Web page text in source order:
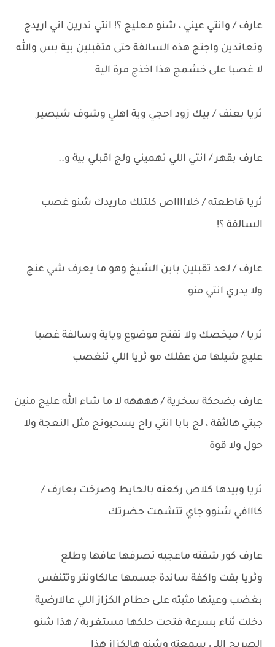
عارف / وانتي عيني ، شنو معليج ؟! انتي تدرين اني اريدج
وتعاندين واجتج هذه السالفة حتى متقبلين بية بس والله
لا غصبا على خشمج هذا اخذج مرة الية
ثريا بعنف / بيك زود احجي وية اهلي وشوف شيصير
عارف بقهر / انتي اللي تهميني ولج اقبلي بية و..
ثريا قاطعته / خلاااااص كلتلك ماريدك شنو غصب
السالفة ؟!
عارف / لعد تقبلين بابن الشيخ وهو ما يعرف شي عنج
ولا يدري انتي منو
ثريا / ميخصك ولا تفتح موضوع وياية وسالفة غصبا
عليج شيلها من عقلك مو ثريا اللي تنغصب
عارف بضحكة سخرية / ههههه لا ما شاء الله عليج منين
جبتي هالثقة ، لج بابا انتي راح يسحبونج مثل النعجة ولا
حول ولا قوة
ثريا وبيدها كلاص ركعته بالحايط وصرخت بعارف /
كااافي شنوو جاي تتشمت حضرتك
عارف كور شفته ماعجبه تصرفها عافها وطلع
وثريا بقت واكفة ساندة جسمها عالكاونتر وتتنفس
بغضب وعينها مثبته على حطام الكزاز اللي عالارضية
دخلت ثناء بسرعة فتحت حلكها مستغربة / هذا شنو